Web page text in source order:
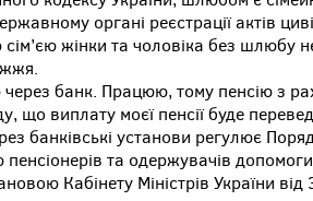
органі реєстрації актів
жінки та чоловіка без шлюбу
банк. Працюю, тому пенсію з
що виплату моєї пенсії буде
банківські установи регулює
та одержувачів
Кабінету Міністрів України